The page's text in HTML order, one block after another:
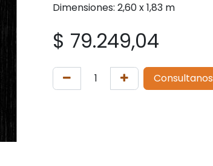
Dimensiones: 2,60 x 1,83 m
$ 79.249,04
Consultanos